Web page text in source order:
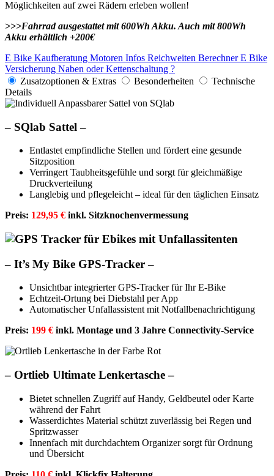
Möglichkeiten auf zwei Rädern erleben wollen!
>>>Fahrrad ausgestattet mit 600Wh Akku. Auch mit 800Wh
Akku erhältlich +200€
E Bike Kaufberatung Motoren Infos Reichweiten BerechnerE Bike
Versicherung Naben oder Kettenschaltung ?
Zusatzoptionen & Extras
Besonderheiten
Technische
Details
– SQlab Sattel –
Entlastet empfindliche Stellen und fördert eine gesunde
Sitzposition
Verringert Taubheitsgefühle und sorgt für gleichmäßige
Druckverteilung
Langlebig und pflegeleicht – ideal für den täglichen Einsatz
Preis: 129,95 € inkl. Sitzknochenvermessung
– It’s My Bike GPS-Tracker –
Unsichtbar integrierter GPS-Tracker für Ihr E-Bike
Echtzeit-Ortung bei Diebstahl per App
Automatischer Unfallassistent mit Notfallbenachrichtigung
Preis: 199 € inkl. Montage und 3 Jahre Connectivity-Service
– Ortlieb Ultimate Lenkertasche –
Bietet schnellen Zugriff auf Handy, Geldbeutel oder Karte
während der Fahrt
Wasserdichtes Material schützt zuverlässig bei Regen und
Spritzwasser
Innenfach mit durchdachtem Organizer sorgt für Ordnung
und Übersicht